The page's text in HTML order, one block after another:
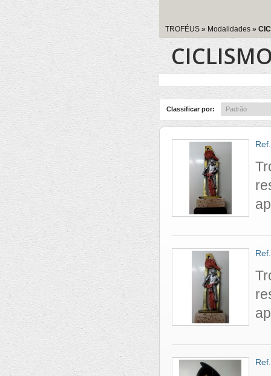
TROFÉUS » Modalidades »
Classificar por: